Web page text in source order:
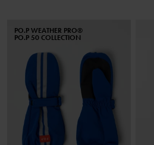
PO.P WEATHER PRO®
PO.P 50 COLLECTION